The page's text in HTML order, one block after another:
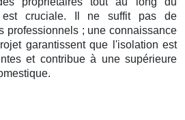
est cruciale. Il ne suffit pas de
professionnels ; une connaissance
garantissent que l'isolation est
et contribue à une supérieure